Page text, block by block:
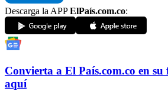
Descarga la APPElPaís.com.co:
Convierta a El País.com.co en su
aquí